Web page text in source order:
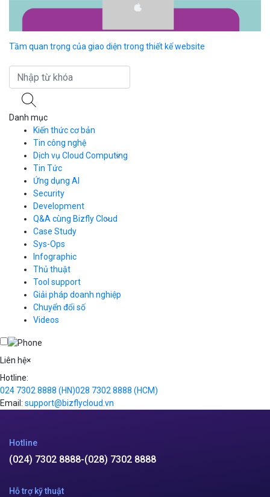
Tầm quan trọng của giao diện trong thiết kế website
Danh mục
Kiến thức cơ bản
Tin công nghệ
Dịch vụ Cloud Computing
Cloud Server
CDN
Load Balancer
Auto Scaling
Container Registry
Kubernetes
Cloud Database
Call Center
Business Email
Simple Storage
VOD
VPN
Traffic Manager
Cloud VPS
Videos
Tin Tức
Ứng dụng AI
Security
Development
Q&A cùng Bizfly Cloud
Q&A về Bizfly Cloud Server
Thao tác kết nối tới server
Videos
Q&A về Bizfly Business Email
Videos
Case Study
Sys-Ops
Infographic
Thủ thuật
Tool support
Giải pháp doanh nghiệp
Chuyển đổi số
Videos
Liên hệ×
Hotline:
024 7302 8888 (HN)028 7302 8888 (HCM)
Email: support@bizflycloud.vn
Hotline
(024) 7302 8888-(028) 7302 8888
Hỗ trợ kỹ thuật